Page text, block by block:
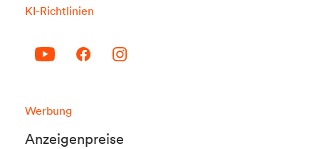
KI-Richtlinien
Werbung
Anzeigenpreise